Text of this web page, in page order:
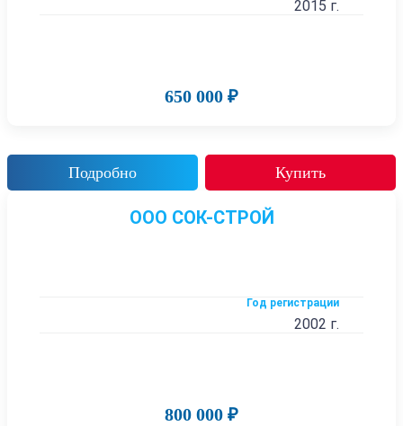
2015 г.
650 000 ₽
Подробно Купить
ООО СОК-СТРОЙ
Год регистрации
2002 г.
800 000 ₽